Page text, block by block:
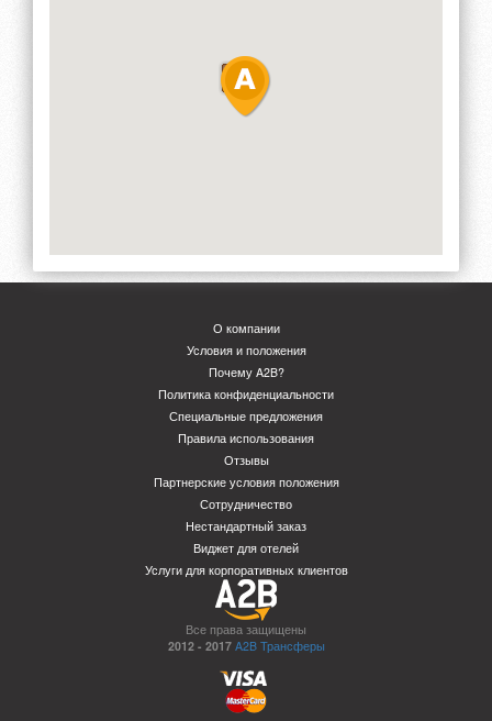
О компании
Условия и положения
Почему A2B?
Политика конфиденциальности
Специальные предложения
Правила использования
Отзывы
Партнерские условия положения
Сотрудничество
Нестандартный заказ
Виджет для отелей
Услуги для корпоративных клиентов
Все права защищены
2012 - 2017 A2B Трансферы